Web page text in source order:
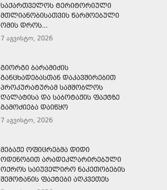
ᲡᲐᲥᲐᲠᲗᲕᲔᲚᲝᲡ ᲢᲔᲠᲘᲢᲝᲠᲘᲣᲚᲘ
ᲛᲗᲚᲘᲐᲜᲝᲑᲘᲡᲐᲗᲕᲘᲡ ᲬᲐᲠᲛᲝᲔᲑᲣᲚᲘ
ᲝᲛᲘᲡ ᲓᲠᲝᲡ...
7 აგვისტო, 2026
ᲒᲘᲝᲠᲒᲘ ᲑᲐᲠᲐᲛᲘᲫᲘᲡ
ᲒᲐᲜᲪᲮᲐᲓᲔᲑᲐᲡᲗᲐᲜ ᲓᲐᲙᲐᲕᲨᲘᲠᲔᲑᲘᲗ
ᲞᲠᲝᲙᲣᲠᲐᲢᲣᲠᲐᲛ ᲡᲐᲛᲨᲝᲑᲚᲝᲡ
ᲦᲐᲚᲐᲢᲘᲡᲐ ᲓᲐ ᲡᲐᲑᲝᲢᲐᲟᲘᲡ ᲤᲐᲥᲢᲖᲔ
ᲒᲐᲛᲝᲫᲘᲔᲑᲐ ᲓᲐᲘᲬᲧᲝ
7 აგვისტო, 2026
ᲛᲔᲑᲐᲟᲔ ᲝᲤᲘᲪᲠᲔᲑᲛᲐ ᲓᲘᲓᲘ
ᲝᲓᲔᲜᲝᲑᲘᲗ ᲐᲠᲐᲓᲔᲙᲚᲐᲠᲘᲠᲔᲑᲣᲚᲘ
ᲝᲥᲠᲝᲡ ᲡᲐᲘᲣᲕᲔᲚᲘᲠᲝ ᲜᲐᲙᲔᲗᲝᲑᲔᲑᲘᲡ
ᲨᲔᲛᲝᲢᲐᲜᲘᲡ ᲤᲐᲥᲢᲔᲑᲘ ᲐᲦᲙᲕᲔᲗᲔᲡ